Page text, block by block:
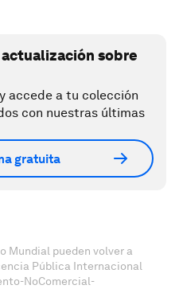
sobre
accede a tu colección
con nuestras últimas
gratuita
Mundial pueden volver a
Pública Internacional
NoComercial-